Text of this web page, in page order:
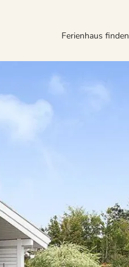
Ferienhaus finden